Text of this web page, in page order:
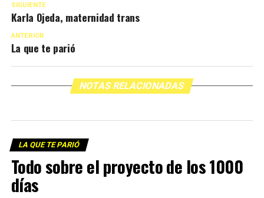
SIGUIENTE
Karla Ojeda, maternidad trans
ANTERIOR
La que te parió
NOTAS RELACIONADAS
LA QUE TE PARIÓ
Todo sobre el proyecto de los 1000
días